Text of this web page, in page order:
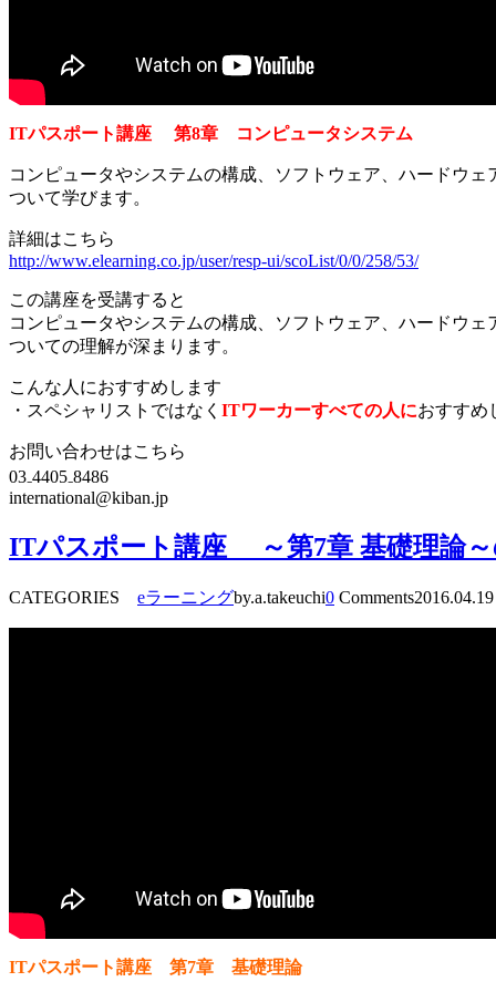
ITパスポート講座 第8章 コンピュータシステム
コンピュータやシステムの構成、ソフトウェア、ハードウェ
ついて学びます。
詳細はこちら
http://www.elearning.co.jp/user/resp-ui/scoList/0/0/258/53/
この講座を受講すると
コンピュータやシステムの構成、ソフトウェア、ハードウェ
ついての理解が深まります。
こんな人におすすめします
・スペシャリストではなく ITワーカーすべての人におすすめ
お問い合わせはこちら
03₋4405₋8486
international@kiban.jp
ITパスポート講座 ～第7章 基礎理論～
CATEGORIES eラーニングby.a.takeuchi0 Comments2016.04.19
ITパスポート講座 第7章 基礎理論